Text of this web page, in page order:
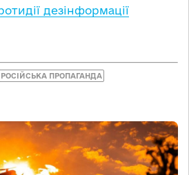
дезінформації
РОСІЙСЬКА ПРОПАГАНДА